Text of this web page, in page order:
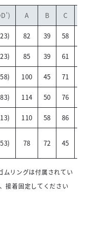
A B C
82 39 58
85 39 61
100 45 71
114 50 76
110 58 86
78 72 45
リングは付属されてい
接着固定してください